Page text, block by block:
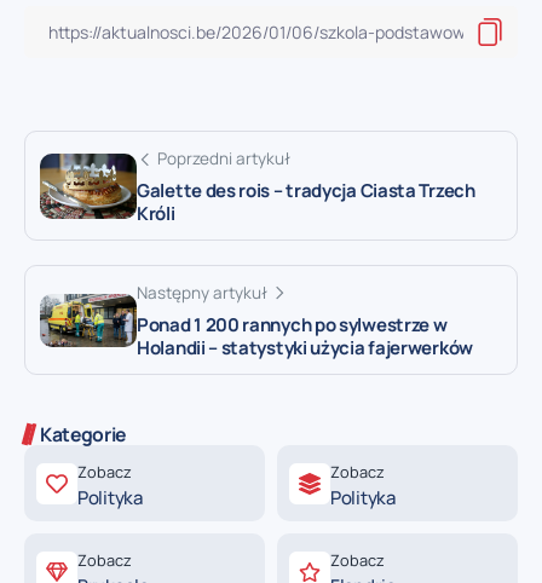
Poprzedni artykuł
Galette des rois – tradycja Ciasta Trzech
Króli
Następny artykuł
Ponad 1 200 rannych po sylwestrze w
Holandii – statystyki użycia fajerwerków
Kategorie
Zobacz
Polityka
Zobacz
Polityka
Zobacz Zobacz